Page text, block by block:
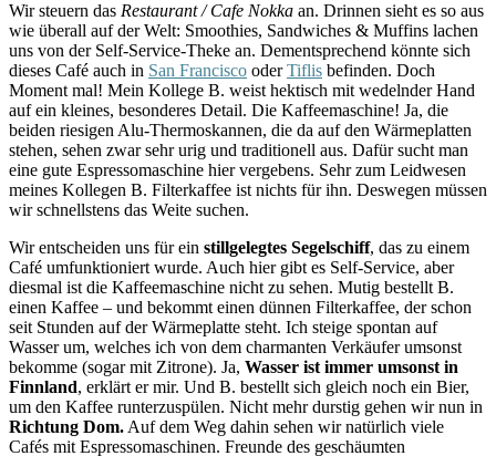
Wir steuern das Restaurant / Cafe Nokka an. Drinnen sieht es so aus
wie überall auf der Welt: Smoothies, Sandwiches & Muffins lachen
uns von der Self-Service-Theke an. Dementsprechend könnte sich
dieses Café auch in San Francisco oderTiflis befinden. Doch
Moment mal! Mein Kollege B. weist hektisch mit wedelnder Hand
auf ein kleines, besonderes Detail. Die Kaffeemaschine! Ja, die
beiden riesigen Alu-Thermoskannen, die da auf den Wärmeplatten
stehen, sehen zwar sehr urig und traditionell aus. Dafür sucht man
eine gute Espressomaschine hier vergebens. Sehr zum Leidwesen
meines Kollegen B. Filterkaffee ist nichts für ihn. Deswegen müssen
wir schnellstens das Weite suchen.
Wir entscheiden uns für ein stillgelegtes Segelschiff, das zu einem
Café umfunktioniert wurde. Auch hier gibt es Self-Service, aber
diesmal ist die Kaffeemaschine nicht zu sehen. Mutig bestellt B.
einen Kaffee – und bekommt einen dünnen Filterkaffee, der schon
seit Stunden auf der Wärmeplatte steht. Ich steige spontan auf
Wasser um, welches ich von dem charmanten Verkäufer umsonst
bekomme (sogar mit Zitrone). Ja, Wasser ist immer umsonst in
Finnland, erklärt er mir. Und B. bestellt sich gleich noch ein Bier,
um den Kaffee runterzuspülen. Nicht mehr durstig gehen wir nun in
Richtung Dom. Auf dem Weg dahin sehen wir natürlich viele
Cafés mit Espressomaschinen. Freunde des geschäumten